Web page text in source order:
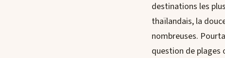
destinations les
thaïlandais, la
nombreuses.
question de plages